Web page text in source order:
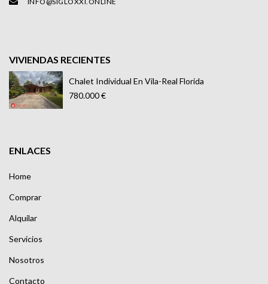
VIVIENDAS RECIENTES
Chalet Individual En Vila-Real Florida
780.000 €
ENLACES
Home
Comprar
Alquilar
Servicios
Nosotros
Contacto